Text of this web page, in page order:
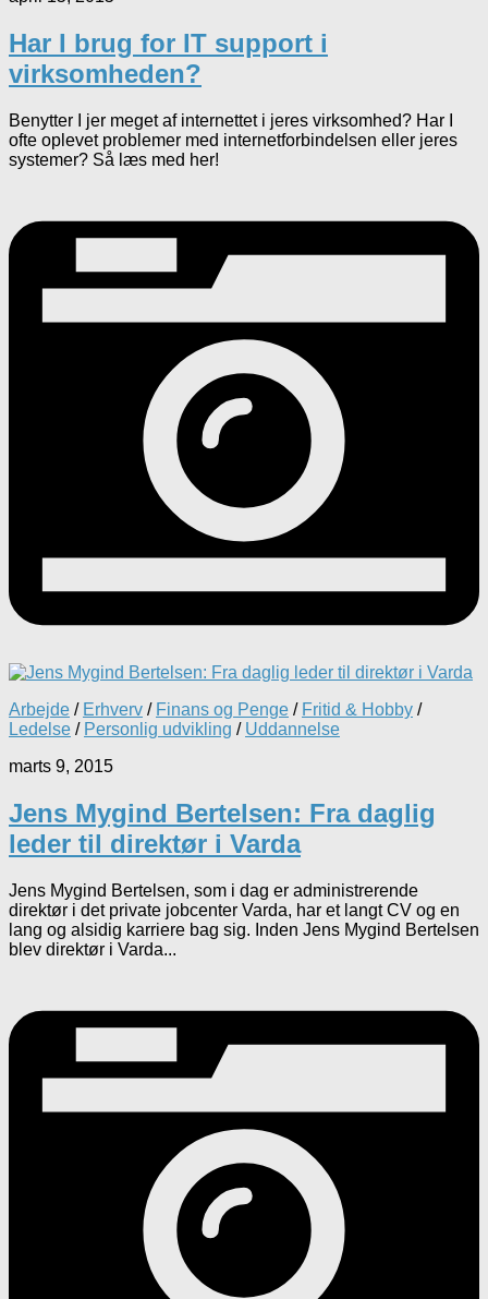
Har I brug for IT support i
virksomheden?
Benytter I jer meget af internettet i jeres virksomhed? Har I
ofte oplevet problemer med internetforbindelsen eller jeres
systemer? Så læs med her!
Arbejde / Erhverv / Finans og Penge / Fritid & Hobby /
Ledelse / Personlig udvikling / Uddannelse
marts 9, 2015
Jens Mygind Bertelsen: Fra daglig
leder til direktør i Varda
Jens Mygind Bertelsen, som i dag er administrerende
direktør i det private jobcenter Varda, har et langt CV og en
lang og alsidig karriere bag sig. Inden Jens Mygind Bertelsen
blev direktør i Varda...